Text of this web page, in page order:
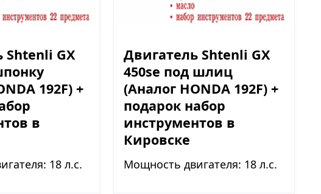
Shtenli GX
192F) +
в
18 л.с.
Двигатель Shtenli GX
450se под шлиц
(Аналог HONDA 192F) +
подарок набор
инструментов в
Кировске
Мощность двигателя: 18 л.с.